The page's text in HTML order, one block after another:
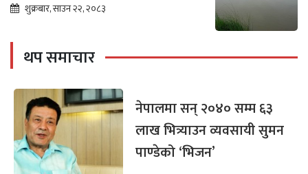
शुक्रबार, साउन २२, २०८३
थप समाचार
नेपालमा सन् २०४० सम्म ६३
लाख भित्र्याउन व्यवसायी सुमन
पाण्डेको ‘भिजन’